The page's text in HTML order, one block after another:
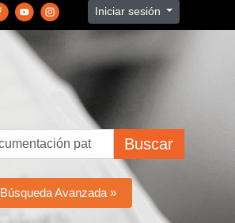
Iniciar sesión
Buscar
Búsqueda Avanzada »